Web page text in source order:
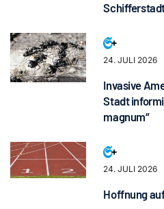
24. JULI 2026
Invasive
Stadt
magnum“
24. JULI 2026
Hoffnung